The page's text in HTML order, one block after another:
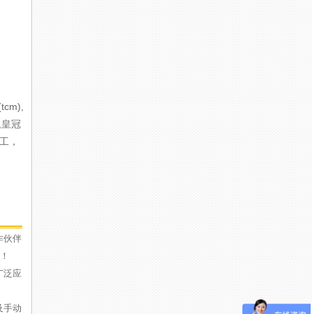
冠
，
伙伴
应
动